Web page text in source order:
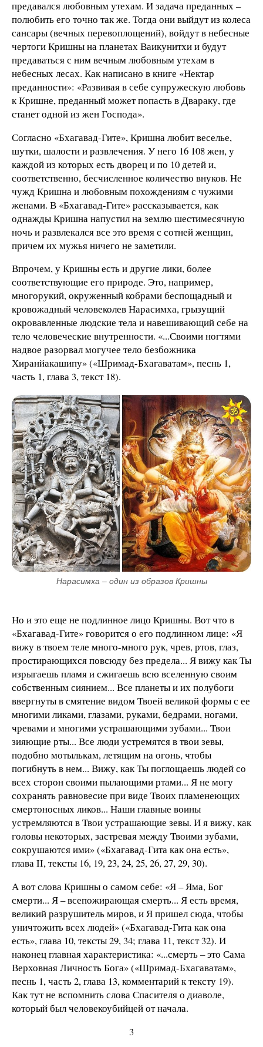
предавался любовным утехам. И задача преданных –
полюбить его точно так же. Тогда они выйдут из колеса
сансары (вечных перевоплощений), войдут в небесные
чертоги Кришны на планетах Ваикунитхи и будут
предаваться с ним вечным любовным утехам в
небесных лесах. Как написано в книге «Нектар
преданности»: «Развивая в себе супружескую любовь
к Кришне, преданный может попасть в Двараку, где
станет одной из жен Господа».
Согласно «Бхагавад-Гите», Кришна любит веселье,
шутки, шалости и развлечения. У него 16 108 жен, у
каждой из которых есть дворец и по 10 детей и,
соответственно, бесчисленное количество внуков. Не
чужд Кришна и любовным похождениям с чужими
женами. В «Бхагавад-Гите» рассказывается, как
однажды Кришна напустил на землю шестимесячную
ночь и развлекался все это время с сотней женщин,
причем их мужья ничего не заметили.
Впрочем, у Кришны есть и другие лики, более
соответствующие его природе. Это, например,
многорукий, окруженный кобрами беспощадный и
кровожадный человеколев Нарасимха, грызущий
окровавленные людские тела и навешивающий себе на
тело человеческие внутренности. «...Своими ногтями
надвое разорвал могучее тело безбожника
Хиранйакашипу» («Шримад-Бхагаватам», песнь 1,
часть 1, глава 3, текст 18).
Нарасимха – один из образов Кришны
Но и это еще не подлинное лицо Кришны. Вот что в
«Бхагавад-Гите» говорится о его подлинном лице: «Я
вижу в твоем теле много-много рук, чрев, ртов, глаз,
простирающихся повсюду без предела... Я вижу как Ты
изрыгаешь пламя и сжигаешь всю вселенную своим
собственным сиянием... Все планеты и их полубоги
ввергнуты в смятение видом Твоей великой формы с ее
многими ликами, глазами, руками, бедрами, ногами,
чревами и многими устрашающими зубами... Твои
зияющие рты... Все люди устремятся в твои зевы,
подобно мотылькам, летящим на огонь, чтобы
погибнуть в нем... Вижу, как Ты поглощаешь людей со
всех сторон своими пылающими ртами... Я не могу
сохранять равновесие при виде Твоих пламенеющих
смертоносных ликов... Наши главные воины
устремляются в Твои устрашающие зевы. И я вижу, как
головы некоторых, застревая между Твоими зубами,
сокрушаются ими» («Бхагавад-Гита как она есть»,
глава II, тексты 16, 19, 23, 24, 25, 26, 27, 29, 30).
А вот слова Кришны о самом себе: «Я – Яма, Бог
смерти... Я – всепожирающая смерть... Я есть время,
великий разрушитель миров, и Я пришел сюда, чтобы
уничтожить всех людей» («Бхагавад-Гита как она
есть», глава 10, тексты 29, 34; глава 11, текст 32). И
наконец главная характеристика: «...смерть – это Сама
Верховная Личность Бога» («Шримад-Бхагаватам»,
песнь 1, часть 2, глава 13, комментарий к тексту 19).
Как тут не вспомнить слова Спасителя о диаволе,
который был человекоубийцей от начала.
3